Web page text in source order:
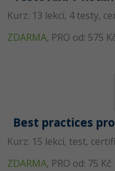
Kurz: 13 lekcí, 4 testy,
ZDARMA, PRO od: 575
Best practices
Kurz: 15 lekcí, test,
ZDARMA, PRO od: 75 Kč